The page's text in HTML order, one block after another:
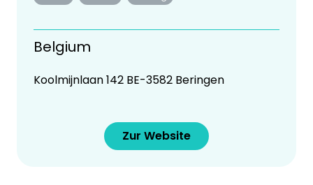
Belgium
Koolmijnlaan 142 BE-3582 Beringen
Zur Website